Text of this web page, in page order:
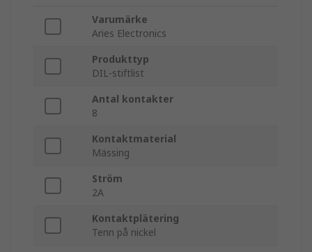
Varumärke
Aries Electronics
Produkttyp
DIL-stiftlist
Antal kontakter
8
Kontaktmaterial
Mässing
Ström
2A
Kontaktplätering
Tenn på nickel